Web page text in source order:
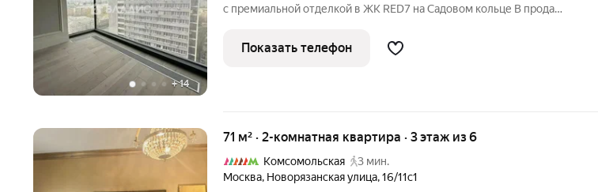
+14
с премиальной отделкой в ЖК RED7 на Садовом кольце В продаже
премиум-класса ЖК RED7, расположенном в самом сердце
Москвы. ОБ
Показать телефон
71 м² · 2-комнатная квартира · 3 этаж из 6
Комсомольская
3 мин.
Москва, Новорязанская улица,16/11с1